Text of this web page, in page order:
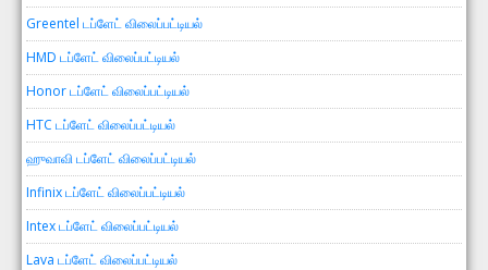
Greentel டப்ளேட் விலைப்பட்டியல்
HMD டப்ளேட் விலைப்பட்டியல்
Honor டப்ளேட் விலைப்பட்டியல்
HTC டப்ளேட் விலைப்பட்டியல்
ஹுவாவி டப்ளேட் விலைப்பட்டியல்
Infinix டப்ளேட் விலைப்பட்டியல்
Intex டப்ளேட் விலைப்பட்டியல்
Lava டப்ளேட் விலைப்பட்டியல்